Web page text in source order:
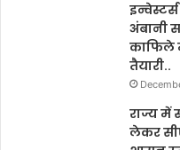
अंबानी
काफिले
तैयारी..
राज्य में
लेकर